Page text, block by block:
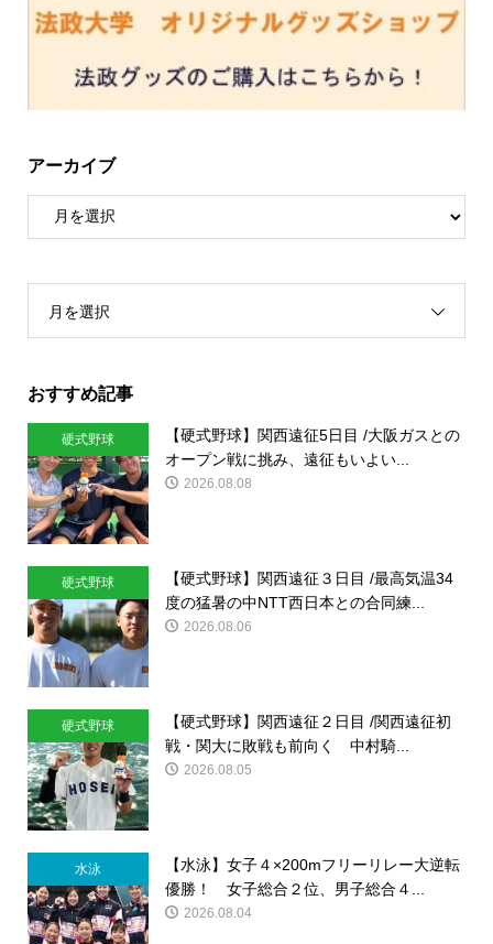
アーカイブ
月を選択
おすすめ記事
硬式野球
【硬式野球】関西遠征5日目 /大阪ガスとの
オープン戦に挑み、遠征もいよい...
2026.08.08
硬式野球
【硬式野球】関西遠征３日目 /最高気温34
度の猛暑の中NTT西日本との合同練...
2026.08.06
硬式野球
【硬式野球】関西遠征２日目 /関西遠征初
戦・関大に敗戦も前向く 中村騎...
2026.08.05
水泳
【水泳】女子４×200mフリーリレー大逆転
優勝！ 女子総合２位、男子総合４...
2026.08.04